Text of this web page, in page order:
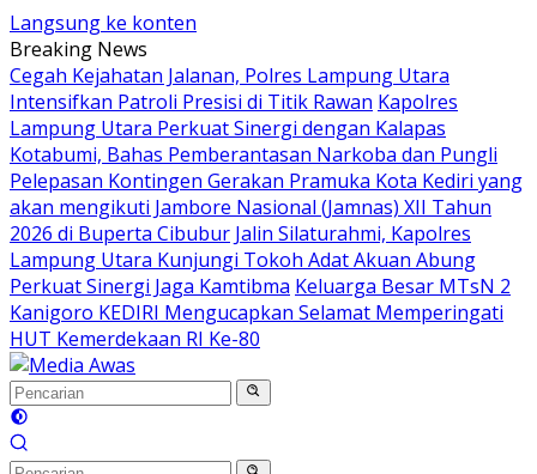
Langsung ke konten
Breaking News
Cegah Kejahatan Jalanan, Polres Lampung Utara
Intensifkan Patroli Presisi di Titik Rawan Kapolres
Lampung Utara Perkuat Sinergi dengan Kalapas
Kotabumi, Bahas Pemberantasan Narkoba dan Pungli
Pelepasan Kontingen Gerakan Pramuka Kota Kediri yang
akan mengikuti Jambore Nasional (Jamnas) XII Tahun
2026 di Buperta Cibubur Jalin Silaturahmi, Kapolres
Lampung Utara Kunjungi Tokoh Adat Akuan Abung
Perkuat Sinergi Jaga Kamtibma Keluarga Besar MTsN 2
Kanigoro KEDIRI Mengucapkan Selamat Memperingati
HUT Kemerdekaan RI Ke-80